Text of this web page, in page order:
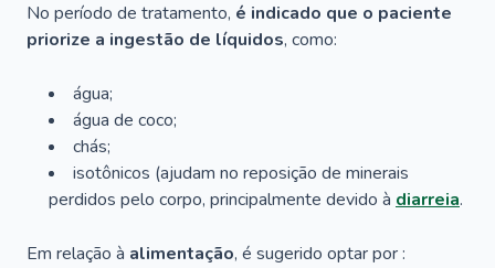
No período de tratamento, é indicado que o paciente
priorize a ingestão de líquidos, como:
água;
água de coco;
chás;
isotônicos (ajudam no reposição de minerais
perdidos pelo corpo, principalmente devido à diarreia.
Em relação à alimentação, é sugerido optar por :